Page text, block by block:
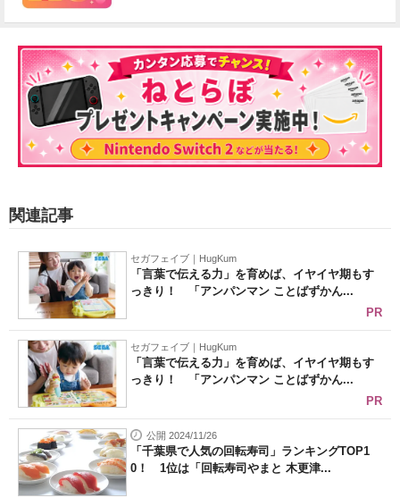
関連記事
セガフェイブ｜HugKum
「言葉で伝える力」を育めば、イヤイヤ期もす
っきり！ 「アンパンマン ことばずかん...
PR
セガフェイブ｜HugKum
「言葉で伝える力」を育めば、イヤイヤ期もす
っきり！ 「アンパンマン ことばずかん...
PR
公開 2024/11/26
「千葉県で人気の回転寿司」ランキングTOP1
0！ 1位は「回転寿司やまと 木更津...